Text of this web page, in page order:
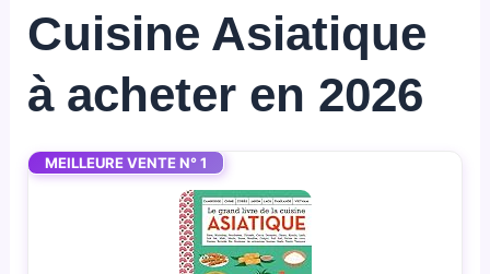
Cuisine Asiatique
à acheter en 2026
MEILLEURE VENTE N° 1